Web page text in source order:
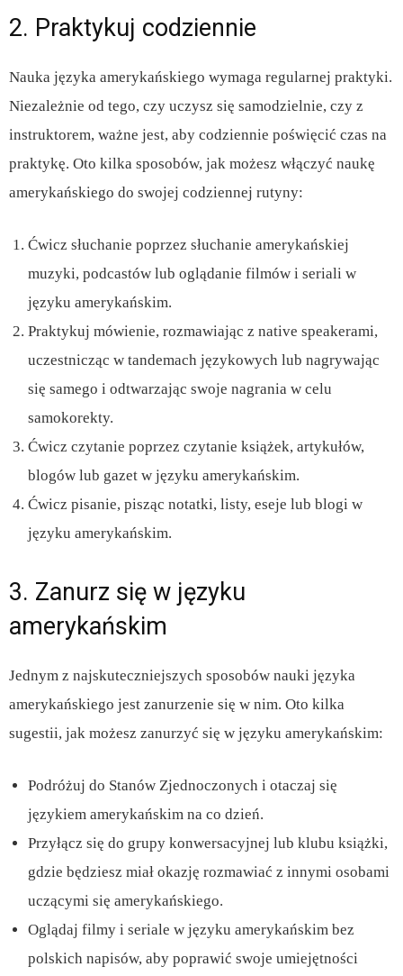
2. Praktykuj codziennie
Nauka języka amerykańskiego wymaga regularnej praktyki.
Niezależnie od tego, czy uczysz się samodzielnie, czy z
instruktorem, ważne jest, aby codziennie poświęcić czas na
praktykę. Oto kilka sposobów, jak możesz włączyć naukę
amerykańskiego do swojej codziennej rutyny:
Ćwicz słuchanie poprzez słuchanie amerykańskiej
muzyki, podcastów lub oglądanie filmów i seriali w
języku amerykańskim.
Praktykuj mówienie, rozmawiając z native speakerami,
uczestnicząc w tandemach językowych lub nagrywając
się samego i odtwarzając swoje nagrania w celu
samokorekty.
Ćwicz czytanie poprzez czytanie książek, artykułów,
blogów lub gazet w języku amerykańskim.
Ćwicz pisanie, pisząc notatki, listy, eseje lub blogi w
języku amerykańskim.
3. Zanurz się w języku
amerykańskim
Jednym z najskuteczniejszych sposobów nauki języka
amerykańskiego jest zanurzenie się w nim. Oto kilka
sugestii, jak możesz zanurzyć się w języku amerykańskim:
Podróżuj do Stanów Zjednoczonych i otaczaj się
językiem amerykańskim na co dzień.
Przyłącz się do grupy konwersacyjnej lub klubu książki,
gdzie będziesz miał okazję rozmawiać z innymi osobami
uczącymi się amerykańskiego.
Oglądaj filmy i seriale w języku amerykańskim bez
polskich napisów, aby poprawić swoje umiejętności